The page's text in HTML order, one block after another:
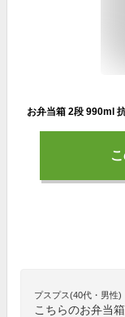
プスプス(40代・男性)
こちらのお弁当